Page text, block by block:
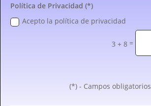
Política de Privacidad (*)
Acepto la política de privacidad
3 + 8 =
(*) - Campos obligatorios